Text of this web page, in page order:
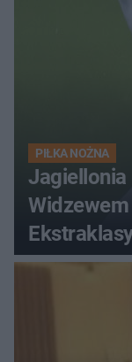
PIŁKA NOŻNA
Jagiellonia